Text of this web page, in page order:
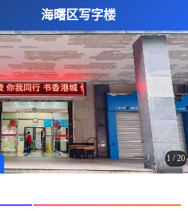
海曙区写字楼
1 /20